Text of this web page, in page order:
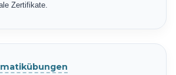
Zertifikate.